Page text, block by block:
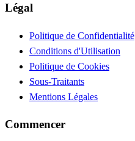
Légal
Politique de Confidentialité
Conditions d'Utilisation
Politique de Cookies
Sous-Traitants
Mentions Légales
Commencer